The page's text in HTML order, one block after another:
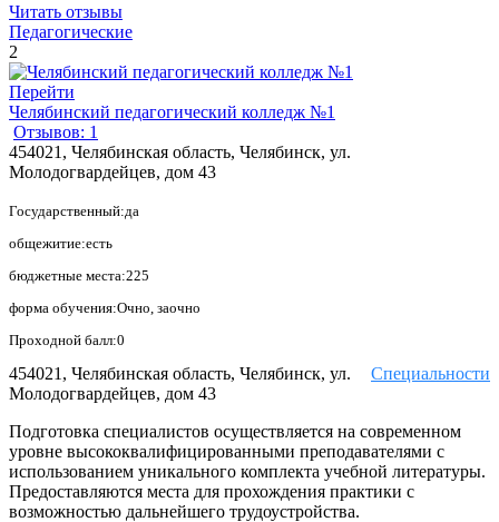
Читать отзывы
Педагогические
2
Перейти
Челябинский педагогический колледж №1
Отзывов: 1
454021, Челябинская область, Челябинск, ул.
Молодогвардейцев, дом 43
Государственный:да
общежитие:есть
бюджетные места:225
форма обучения:Очно, заочно
Проходной балл:0
Специальности
454021, Челябинская область, Челябинск, ул.
Молодогвардейцев, дом 43
Подготовка специалистов осуществляется на современном
уровне высококвалифицированными преподавателями с
использованием уникального комплекта учебной литературы.
Предоставляются места для прохождения практики с
возможностью дальнейшего трудоустройства.